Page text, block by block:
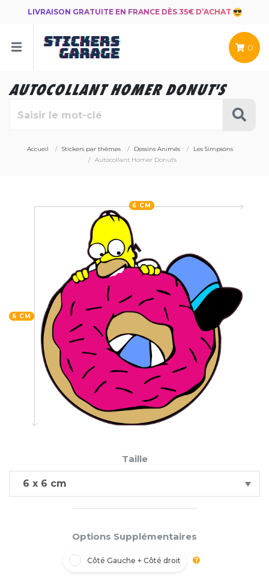
LIVRAISON GRATUITE EN FRANCE DÈS 35€ D’ACHAT
0
AUTOCOLLANT HOMER DONUT'S
Accueil Stickers par thèmes Dessins Animés
Les Simpsons
Autocollant Homer Donut's
6 CM
6 CM
Taille
Options Supplémentaires
Côté Gauche + Côté droit